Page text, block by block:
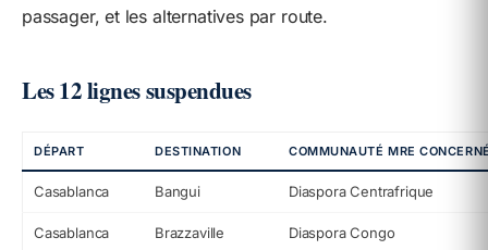
passager, et les alternatives par route.
Les 12 lignes suspendues
DÉPART DESTINATION COMMUNAUTÉ MRE
Casablanca Bangui Diaspora Centrafrique
Casablanca Brazzaville Diaspora Congo